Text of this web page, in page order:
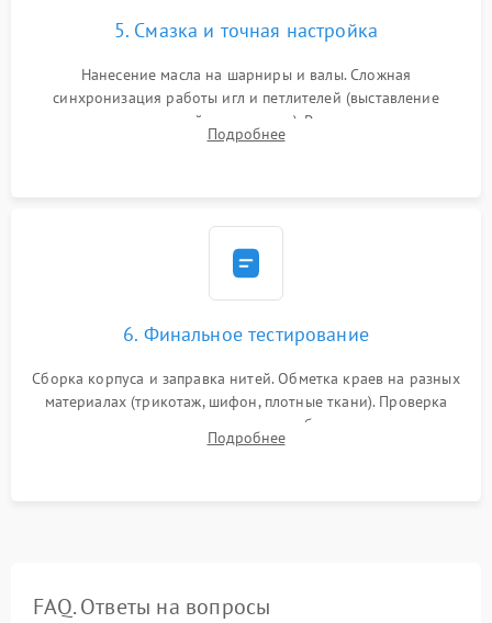
5. Смазка и точная настройка
Нанесение масла на шарниры и валы. Сложная
синхронизация работы игл и петлителей (выставление
зазоров до сотых долей миллиметра). Регулировка прижима
ножей, ширины обметки и хода дифференциального
Подробнее
6. Финальное тестирование
Сборка корпуса и заправка нитей. Обметка краев на разных
материалах (трикотаж, шифон, плотные ткани). Проверка
ровности среза, эластичности шва, работы ролевого шва и
отсутствия стягивания или волнистости ткани.
Подробнее
FAQ. Ответы на вопросы